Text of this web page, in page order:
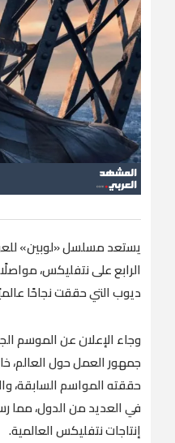
يستعد مسلسل «لوبين»
الرابع على نتفليكس،
ديوب التي حققت نجاحًا
وجاء الإعلان عن الموسم
جمهور العمل حول العالم،
حققته المواسم السابقة،
في العديد من الدول، مما
إنتاجات نتفليكس العالمية.